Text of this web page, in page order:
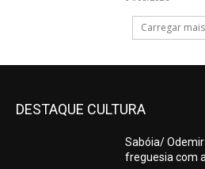
Carregar mais
DESTAQUE CULTURA
Sabóia/
freguesia com